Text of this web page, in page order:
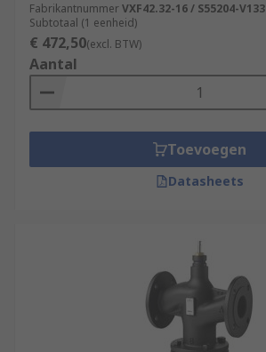
FabrikantnummerVXF42.32-16 / S55204-V133
Subtotaal (1 eenheid)
€ 472,50(excl. BTW)
Aantal
Toevoegen
Datasheets